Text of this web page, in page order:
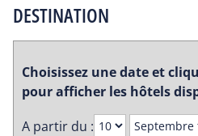
DESTINATION
Choisissez une date et
pour afficher les hôtels
A partir du :